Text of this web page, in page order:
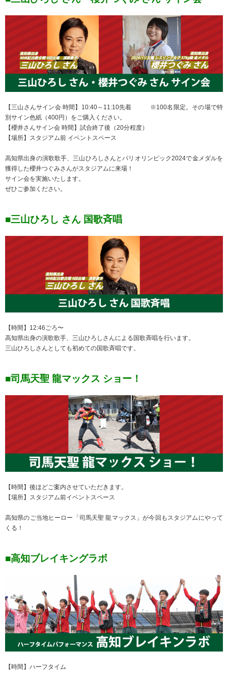
【三山さんサイン会 時間】10:40～11:10先着 ※100名限定。その場で特
別サイン色紙（400円）をご購入ください。
【櫻井さんサイン会 時間】試合終了後（20分程度）
【場所】スタジアム前 イベントスペース
高知県出身の演歌歌手、三山ひろしさんとパリオリンピック2024で金メダルを
獲得した櫻井つぐみさんがスタジアムに来場！
サイン会を実施いたします。
ぜひご参加ください。
■三山ひろし さん 国歌斉唱
【時間】12:46ごろ〜
高知県出身の演歌歌手、三山ひろしさんによる国歌斉唱を行います。
三山ひろしさんとしても初めての国歌斉唱です。
■司馬天聖 龍マックス ショー！
【時間】後ほどご案内させていただきます。
【場所】スタジアム前イベントスペース
高知県のご当地ヒーロー「司馬天聖 龍マックス」が今回もスタジアムにやって
くる！
■高知ブレイキングラボ
【時間】ハーフタイム